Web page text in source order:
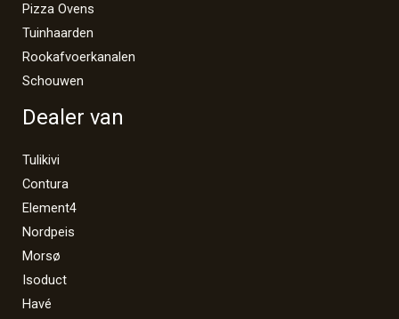
Pizza Ovens
Tuinhaarden
Rookafvoerkanalen
Schouwen
Dealer van
Tulikivi
Contura
Element4
Nordpeis
Morsø
Isoduct
Havé